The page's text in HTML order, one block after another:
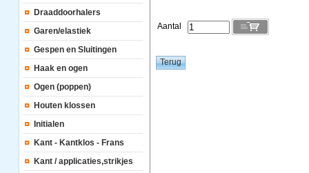
Draaddoorhalers
Garen/elastiek
Gespen en Sluitingen
Haak en ogen
Ogen (poppen)
Houten klossen
Initialen
Kant - Kantklos - Frans
Kant / applicaties,strikjes
Aantal